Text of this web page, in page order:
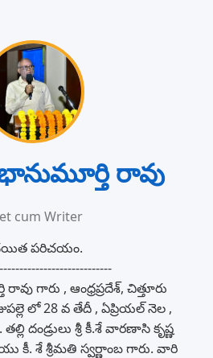
రావు
cum Writer
పరిచయం.
గారు , ఆంధ్రప్రదేశ్, చిత్తూరు
లో 28 వ తేదీ , ఏప్రియల్ నెల ,
దండ్రులు శ్రీ కీ.శే వారణాసి కృష్ణ
కీ. శే శ్రీమతి స్వర్ణాంబ గారు. వారి